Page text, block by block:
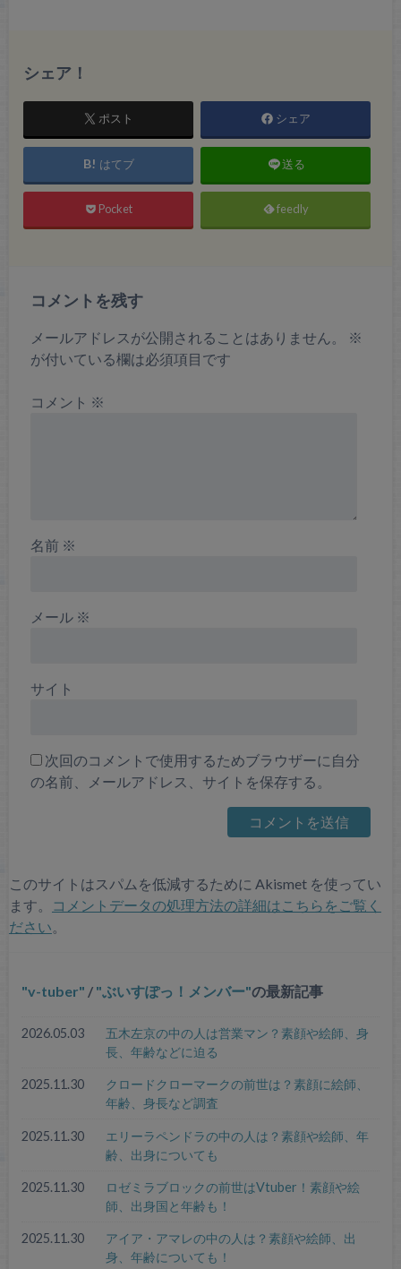
シェア！
ポスト シェア
はてブ 送る
Pocket feedly
コメントを残す
メールアドレスが公開されることはありません。
※
が付いている欄は必須項目です
コメント ※
名前 ※
メール ※
サイト
次回のコメントで使用するためブラウザーに自分
の名前、メールアドレス、サイトを保存する。
このサイトはスパムを低減するために Akismet を使ってい
ます。
コメントデータの処理方法の詳細はこちらをご覧く
ださい。
v-tuber / ぶいすぽっ！メンバー の最新記事
2026.05.03
五木左京の中の人は営業マン？素顔や絵師、身
長、年齢などに迫る
2025.11.30
クロードクローマークの前世は？素顔に絵師、
年齢、身長など調査
2025.11.30
エリーラペンドラの中の人は？素顔や絵師、年
齢、出身についても
2025.11.30
ロゼミラブロックの前世はVtuber！素顔や絵
師、出身国と年齢も！
2025.11.30
アイア・アマレの中の人は？素顔や絵師、出
身、年齢についても！